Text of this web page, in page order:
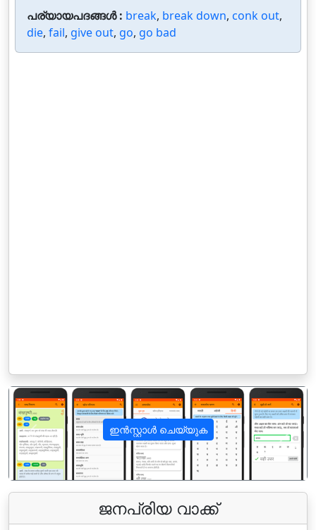
പര്യായപദങ്ങൾ : break, break down, conk out,
die, fail, give out, go, go bad
ഇൻസ്റ്റാൾ ചെയ്യുക
पिछला अगला
ജനപ്രിയ വാക്ക്